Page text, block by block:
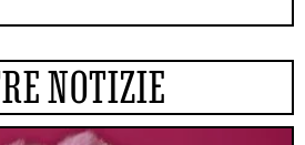
NOTIZIE